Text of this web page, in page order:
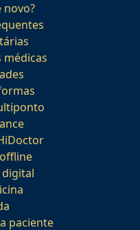
novo?
médicas
digital
paciente